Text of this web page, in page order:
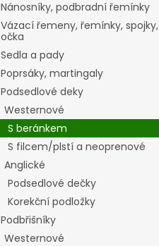
Nánosníky, podbradní řemínky
Vázací řemeny, řemínky, spojky,
očka
Sedla a pady
Poprsáky, martingaly
Podsedlové deky
Westernové
S beránkem
S filcem/plstí a neoprenové
Anglické
Podsedlové dečky
Korekční podložky
Podbřišníky
Westernové